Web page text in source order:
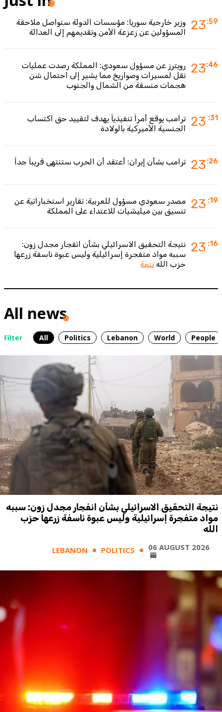
23:59
وزير خارجية سوريا: مؤسسات الدولة ستواصل ملاحقة
المسؤولين عن زعزعة الأمن وتقديمهم إلى العدالة
23:46
رويترز عن مسؤول سعودي: المملكة رصدت عمليات
نقل لمسيرات وصواريخ مما يشير إلى احتمال شن
هجمات منسقة من الشمال والجنوب
23 :31
ترامب يوقع أمراً تنفيذياً يهدف لتقييد حق اكتساب
الجنسية الأميركية بالولادة
23:26 ترامب بشأن إيران: أعتقد أن الحرب ستنتهي قريباً جداً
23 :19
مصدر سعودي مسؤول للعربية: تقارير استخباراتية عن
تنسيق بين ميليشيات للاعتداء على المملكة
23 :16
نتيجة التحقيق الاسرائيلي بشأن انفجار مجدل زون:
سببه مواد متفجرة إسرائيلية وليس عبوة ناسفة زرعها
حزب الله تتمة
All news
Filter All Politics Lebanon World People
نتيجة التحقيق الاسرائيلي بشأن انفجار مجدل زون: سببه
مواد متفجرة إسرائيلية وليس عبوة ناسفة زرعها حزب
الله
LEBANON POLITICS 06 AUGUST 2026